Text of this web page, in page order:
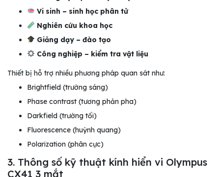
Vi sinh – sinh học phân tử
Nghiên cứu khoa học
Giảng dạy – đào tạo
Công nghiệp – kiểm tra vật liệu
Thiết bị hỗ trợ nhiều phương pháp quan sát như:
Brightfield (trường sáng)
Phase contrast (tương phản pha)
Darkfield (trường tối)
Fluorescence (huỳnh quang)
Polarization (phân cực)
3. Thông số kỹ thuật kính hiển vi Olympus
CX41 3 mắt